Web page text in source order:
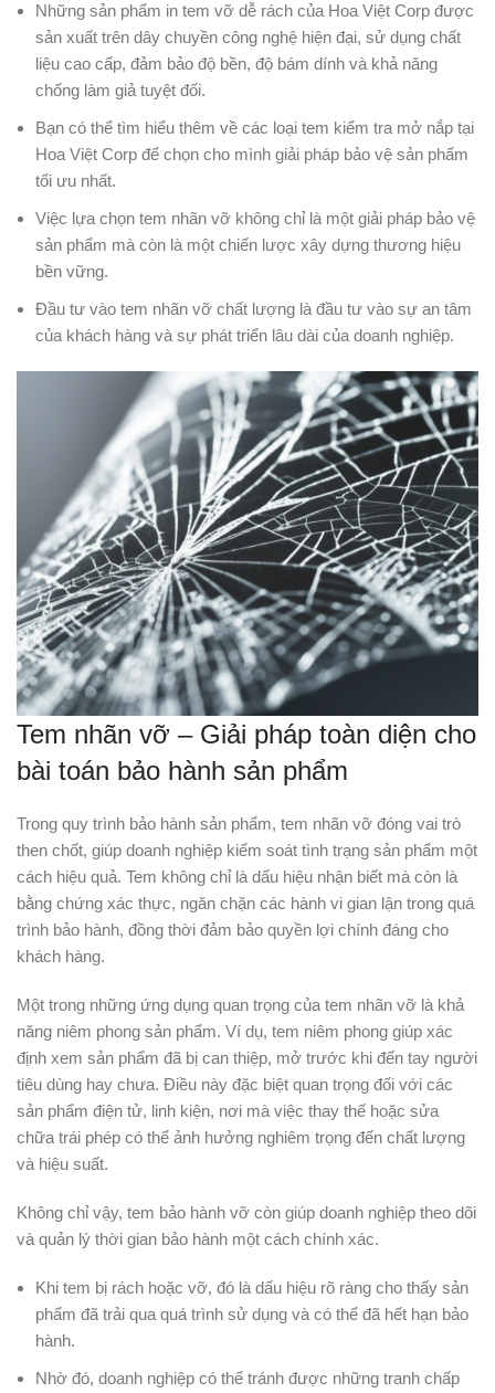
Những sản phẩm in tem vỡ dễ rách của Hoa Việt Corp được
sản xuất trên dây chuyền công nghệ hiện đại, sử dụng chất
liệu cao cấp, đảm bảo độ bền, độ bám dính và khả năng
chống làm giả tuyệt đối.
Bạn có thể tìm hiểu thêm về các loại tem kiểm tra mở nắp tại
Hoa Việt Corp để chọn cho mình giải pháp bảo vệ sản phẩm
tối ưu nhất.
Việc lựa chọn tem nhãn vỡ không chỉ là một giải pháp bảo vệ
sản phẩm mà còn là một chiến lược xây dựng thương hiệu
bền vững.
Đầu tư vào tem nhãn vỡ chất lượng là đầu tư vào sự an tâm
của khách hàng và sự phát triển lâu dài của doanh nghiệp.
Tem nhãn vỡ – Giải pháp toàn diện cho
bài toán bảo hành sản phẩm
Trong quy trình bảo hành sản phẩm, tem nhãn vỡ đóng vai trò
then chốt, giúp doanh nghiệp kiểm soát tình trạng sản phẩm một
cách hiệu quả. Tem không chỉ là dấu hiệu nhận biết mà còn là
bằng chứng xác thực, ngăn chặn các hành vi gian lận trong quá
trình bảo hành, đồng thời đảm bảo quyền lợi chính đáng cho
khách hàng.
Một trong những ứng dụng quan trọng của tem nhãn vỡ là khả
năng niêm phong sản phẩm. Ví dụ, tem niêm phong giúp xác
định xem sản phẩm đã bị can thiệp, mở trước khi đến tay người
tiêu dùng hay chưa. Điều này đặc biệt quan trọng đối với các
sản phẩm điện tử, linh kiện, nơi mà việc thay thế hoặc sửa
chữa trái phép có thể ảnh hưởng nghiêm trọng đến chất lượng
và hiệu suất.
Không chỉ vậy, tem bảo hành vỡ còn giúp doanh nghiệp theo dõi
và quản lý thời gian bảo hành một cách chính xác.
Khi tem bị rách hoặc vỡ, đó là dấu hiệu rõ ràng cho thấy sản
phẩm đã trải qua quá trình sử dụng và có thể đã hết hạn bảo
hành.
Nhờ đó, doanh nghiệp có thể tránh được những tranh chấp